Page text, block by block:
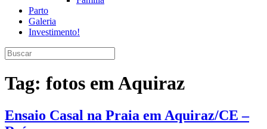
Parto
Galeria
Investimento!
Tag: fotos em Aquiraz
Ensaio Casal na Praia em Aquiraz/CE –